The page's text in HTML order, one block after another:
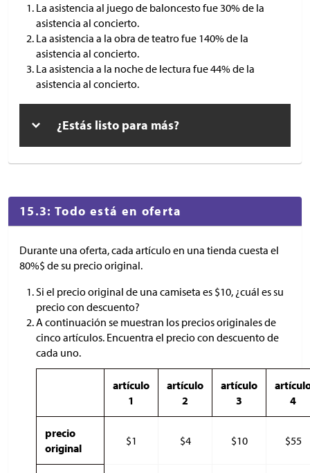
La asistencia al juego de baloncesto fue 30% de la
asistencia al concierto.
La asistencia a la obra de teatro fue 140% de la
asistencia al concierto.
La asistencia a la noche de lectura fue 44% de la
asistencia al concierto.
¿Estás listo para más?
15.3: Todo está en oferta
Durante una oferta, cada artículo en una tienda cuesta el
80%$ de su precio original.
Si el precio original de una camiseta es $10, ¿cuál es su
precio con descuento?
A continuación se muestran los precios originales de
cinco artículos. Encuentra el precio con descuento de
cada uno.
artículo
1
artículo
2
artículo
3
4
precio
original
$1 $4 $10 $55